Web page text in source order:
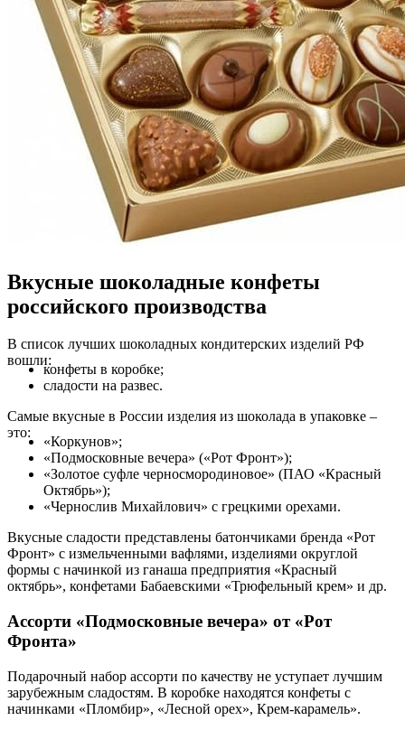
Вкусные шоколадные конфеты
российского производства
В список лучших шоколадных кондитерских изделий РФ
вошли:
конфеты в коробке;
сладости на развес.
Самые вкусные в России изделия из шоколада в упаковке –
это:
«Коркунов»;
«Подмосковные вечера» («Рот Фронт»);
«Золотое суфле черносмородиновое» (ПАО «Красный
Октябрь»);
«Чернослив Михайлович» с грецкими орехами.
Вкусные сладости представлены батончиками бренда «Рот
Фронт» с измельченными вафлями, изделиями округлой
формы с начинкой из ганаша предприятия «Красный
октябрь», конфетами Бабаевскими «Трюфельный крем» и др.
Ассорти «Подмосковные вечера» от «Рот
Фронта»
Подарочный набор ассорти по качеству не уступает лучшим
зарубежным сладостям. В коробке находятся конфеты с
начинками «Пломбир», «Лесной орех», Крем-карамель».